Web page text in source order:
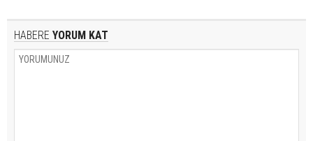
HABERE YORUM KAT